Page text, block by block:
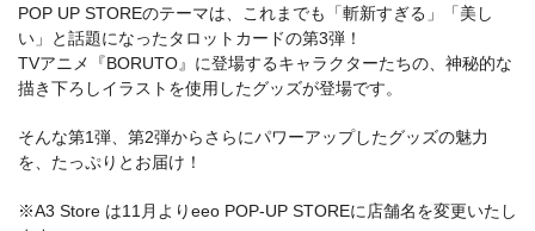
POP UP STOREのテーマは、これまでも「斬新すぎる」「美し
い」と話題になったタロットカードの第3弾！
TVアニメ『BORUTO』に登場するキャラクターたちの、神秘的な
描き下ろしイラストを使用したグッズが登場です。
そんな第1弾、第2弾からさらにパワーアップしたグッズの魅力
を、たっぷりとお届け！
※A3 Store は11月よりeeo POP-UP STOREに店舗名を変更いたし